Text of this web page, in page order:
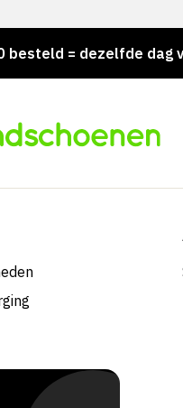
= dezelfde dag